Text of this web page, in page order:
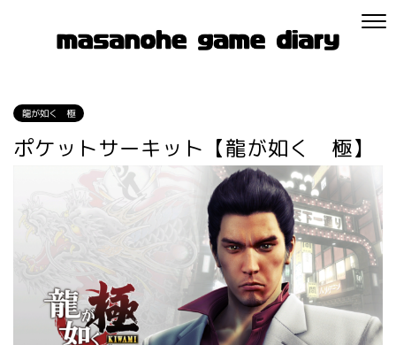
龍が如く 極
ポケットサーキット【龍が如く 極】